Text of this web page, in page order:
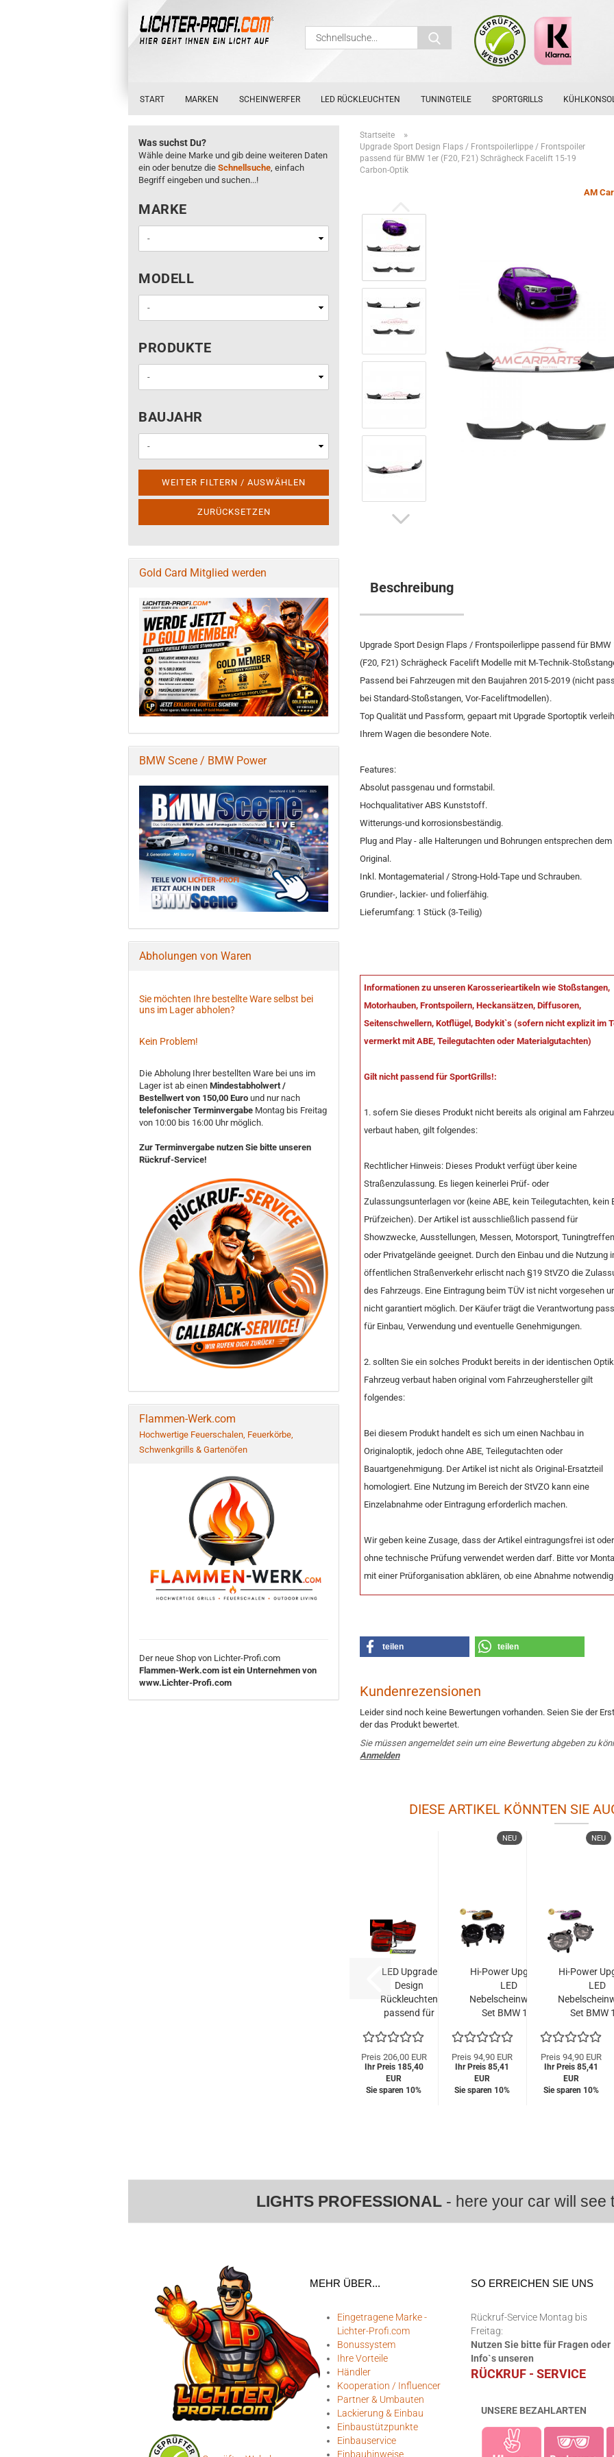
Schnellsuche...
START MARKEN SCHEINWERFER LED RÜCKLEUCHTEN TUNINGTEILE SPORTGRILLS
Startseite »
Upgrade Sport Design Flaps / Frontspoilerlippe / Frontspoiler
passend für BMW 1er (F20, F21) Schrägheck Facelift 15-19
Carbon-Optik
AM
Beschreibung
Upgrade Sport Design Flaps / Frontspoilerlippe passend für BMW
(F20, F21) Schrägheck Facelift Modelle mit M-Technik-
Passend bei Fahrzeugen mit den Baujahren 2015-2019 (nicht
bei Standard-Stoßstangen, Vor-Faceliftmodellen).
Top Qualität und Passform, gepaart mit Upgrade Sportoptik
Ihrem Wagen die besondere Note.
Features:
Absolut passgenau und formstabil.
Hochqualitativer ABS Kunststoff.
Witterungs-und korrosionsbeständig.
Plug and Play - alle Halterungen und Bohrungen entsprechen dem
Original.
Inkl. Montagematerial / Strong-Hold-Tape und Schrauben.
Grundier-, lackier- und folierfähig.
Lieferumfang: 1 Stück (3-Teilig)
Informationen zu unseren Karosserieartikeln wie Stoßstangen,
Motorhauben, Frontspoilern, Heckansätzen, Diffusoren,
Seitenschwellern, Kotflügel, Bodykit`s (sofern nicht explizit im
vermerkt mit ABE, Teilegutachten oder Materialgutachten)
Gilt nicht passend für SportGrills!:
1. sofern Sie dieses Produkt nicht bereits als original am
verbaut haben, gilt folgendes:
Rechtlicher Hinweis: Dieses Produkt verfügt über keine
Straßenzulassung. Es liegen keinerlei Prüf- oder
Zulassungsunterlagen vor (keine ABE, kein Teilegutachten, kein
Prüfzeichen). Der Artikel ist ausschließlich passend für
Showzwecke, Ausstellungen, Messen, Motorsport, Tuningtreffen
oder Privatgelände geeignet. Durch den Einbau und die Nutzung
öffentlichen Straßenverkehr erlischt nach §19 StVZO die
des Fahrzeugs. Eine Eintragung beim TÜV ist nicht vorgesehen
nicht garantiert möglich. Der Käufer trägt die Verantwortung
für Einbau, Verwendung und eventuelle Genehmigungen.
2. sollten Sie ein solches Produkt bereits in der identischen
Fahrzeug verbaut haben original vom Fahrzeughersteller gilt
folgendes:
Bei diesem Produkt handelt es sich um einen Nachbau in
Originaloptik, jedoch ohne ABE, Teilegutachten oder
Bauartgenehmigung. Der Artikel ist nicht als Original-Ersatzteil
homologiert. Eine Nutzung im Bereich der StVZO kann eine
Einzelabnahme oder Eintragung erforderlich machen.
Wir geben keine Zusage, dass der Artikel eintragungsfrei ist oder
ohne technische Prüfung verwendet werden darf. Bitte vor
mit einer Prüforganisation abklären, ob eine Abnahme
teilen teilen
Kundenrezensionen
Leider sind noch keine Bewertungen vorhanden. Seien Sie der
der das Produkt bewertet.
Sie müssen angemeldet sein um eine Bewertung abgeben zu
Anmelden
DIESE ARTIKEL KÖNNTEN SIE
LED Upgrade
Design
Rückleuchten
passend für
11-14
rot/rauch
Preis 206,00 EUR
Ihr Preis 185,40
EUR
Sie sparen 10%
NEU
Hi-Power Upgrade
LED
Nebelscheinwerfer
Set BMW 1er
F22 LCI / 3er
F30/31 LCI / 4er...
Preis 94,90 EUR
Ihr Preis 85,41
EUR
Sie sparen 10%
NEU
Hi-Power
LED
Set BMW
F22 LCI /
F30/31 LCI /
Preis 94,90 EUR
Ihr Preis 85,41
EUR
Sie sparen 10%
Was suchst Du?
Wähle deine Marke und gib deine weiteren Daten
ein oder benutze die Schnellsuche, einfach
Begriff eingeben und suchen...!
MARKE
MARKE
MODELL
MODELL
PRODUKTE
PRODUKTE
BAUJAHR
BAUJAHR
WEITER FILTERN / AUSWÄHLEN
ZURÜCKSETZEN
Gold Card Mitglied werden
BMW Scene / BMW Power
Abholungen von Waren
Sie möchten Ihre bestellte Ware selbst bei
uns im Lager abholen?
Kein Problem!
Die Abholung Ihrer bestellten Ware bei uns im
Lager ist ab einen Mindestabholwert /
Bestellwert von 150,00 Euro und nur nach
telefonischer Terminvergabe Montag bis Freitag
von 10:00 bis 16:00 Uhr möglich.
Zur Terminvergabe nutzen Sie bitte unseren
Rückruf-Service!
Flammen-Werk.com
Hochwertige Feuerschalen, Feuerkörbe,
Schwenkgrills & Gartenöfen
Der neue Shop von Lichter-Profi.com
Flammen-Werk.com ist ein Unternehmen von
www.Lichter-Profi.com
LIGHTS PROFESSIONAL- here your car will see
MEHR ÜBER...
Eingetragene Marke -
Lichter-Profi.com
Bonussystem
Ihre Vorteile
Händler
Kooperation / Influencer
Partner & Umbauten
Lackierung & Einbau
Einbaustützpunkte
Einbauservice
Einbauhinweise
SO ERREICHEN SIE UNS
Rückruf-Service Montag bis
Freitag:
Nutzen Sie bitte für Fragen oder
Info`s unseren
RÜCKRUF - SERVICE
UNSERE BEZAHLARTEN